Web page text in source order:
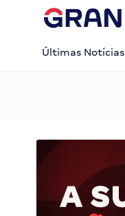
Últimas Notícias